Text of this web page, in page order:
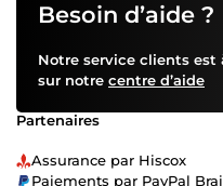
Besoin d’aide ?
Notre service clients est
sur notre centre d’aide
Partenaires
Assurance par Hiscox
Paiements par PayPal